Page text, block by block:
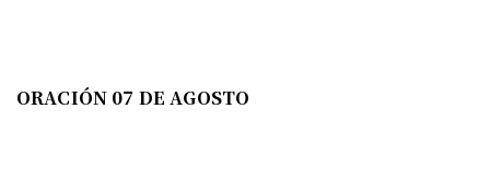
ORACIÓN 07 DE AGOSTO